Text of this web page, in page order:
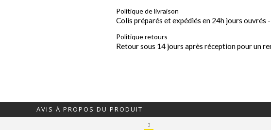
Politique de livraison
Colis préparés et expédiés en 24h jours ouvrés
Politique retours
Retour sous 14 jours après réception pour un
AVIS À PROPOS DU PRODUIT
3